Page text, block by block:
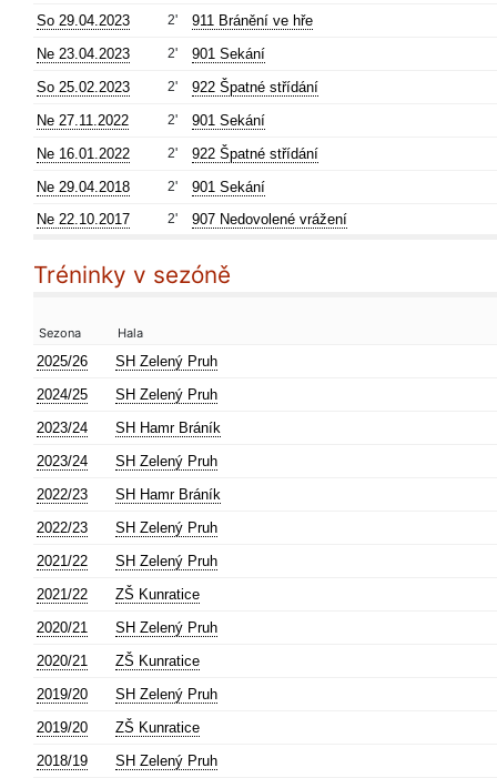
So 29.04.2023
2'
911 Bránění ve hře
Ne 23.04.2023
2'
901 Sekání
So 25.02.2023
2'
922 Špatné střídání
Ne 27.11.2022
2'
901 Sekání
Ne 16.01.2022
2'
922 Špatné střídání
Ne 29.04.2018
2'
901 Sekání
Ne 22.10.2017
2' 907 Nedovolené vrážení
Tréninky v sezóně
Sezona Hala
2025/26
SH Zelený Pruh
2024/25
SH Zelený Pruh
2023/24
SH Hamr Bráník
2023/24
SH Zelený Pruh
2022/23
SH Hamr Bráník
2022/23
SH Zelený Pruh
2021/22
SH Zelený Pruh
2021/22
ZŠ Kunratice
2020/21
SH Zelený Pruh
2020/21
ZŠ Kunratice
2019/20
SH Zelený Pruh
2019/20
ZŠ Kunratice
2018/19
SH Zelený Pruh